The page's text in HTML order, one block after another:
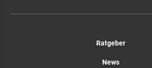
Ratgeber
News